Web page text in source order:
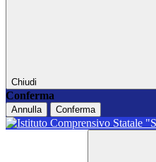
Chiudi
Conferma
Annulla Conferma